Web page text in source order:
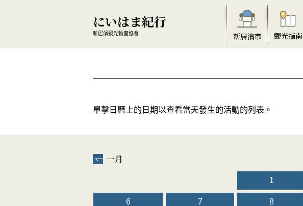
にいはま紀行
新居濱觀光物產協會 新居濱市 觀光指南
單擊日曆上的日期以查看當天發生的活動的列表。
一月
1
6 7 8